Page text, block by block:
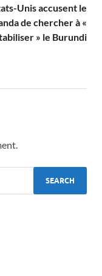
Unis accusent le
de chercher à «
» le Burundi